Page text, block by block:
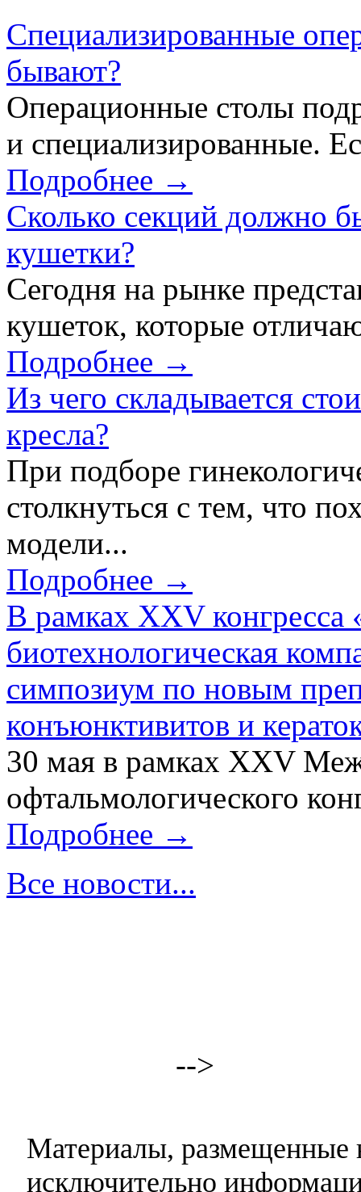
Специализированные
бывают?
Операционные столы
и специализированные.
Подробнее →
Сколько секций должно
кушетки?
Сегодня на рынке
кушеток, которые
Подробнее →
Из чего складывается
кресла?
При подборе
столкнуться с тем, что
модели...
Подробнее →
В рамках XXV конгресса
биотехнологическая
симпозиум по новым
конъюнктивитов и
30 мая в рамках XXV
офтальмологического
Подробнее →
Все новости...
-->
Материалы, размещенные
исключительно